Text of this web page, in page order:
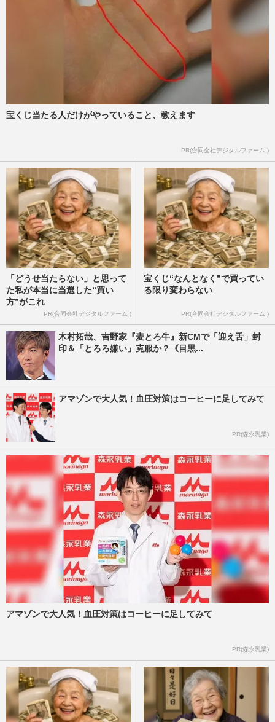
TOP5》ロス続出の福山雅治＆吹石一恵を
僅差で超えた1位は、おしどり夫…
週刊女性2026年7月7日・14日号
《モヤるCMランキングTOP10》木村拓哉
の『吉野家』、山田孝之の『ヤクルト』を
抑えた1位は松本人志出演の『…
週刊女性2026年6月30日号
映画『マイケル』ロケットスタートで
一転した映画界に起きている“…
週刊女性PRIME 2026/6/23
宝くじ当たる人だけがやっていること、教えます
PR(合同会社デジタルファーム )
「どうせ当たらない」と思って
た私が本当に当選した“買い
方”がこれ
PR(合同会社デジタルファーム )
宝くじ“なんとなく”で買ってい
る限り変わらない
PR(合同会社デジタルファーム )
木村拓哉、吉野家『麦とろ牛』新CMで「迎え舌」封
印＆「とろろ嫌い」克服か？《目黒...
アマゾンで大人気！血圧対策はコーヒーに足してみて
PR(森永乳業)
アマゾンで大人気！血圧対策はコーヒーに足してみて
PR(森永乳業)